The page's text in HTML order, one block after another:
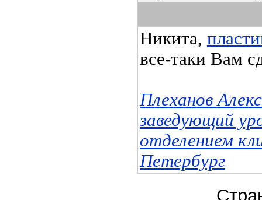
Никита,
все-таки Вам
Плеханов
заведующий
отделением
Петербург